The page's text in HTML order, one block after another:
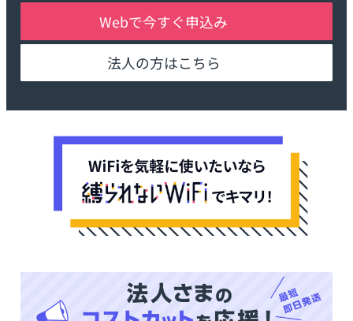
Webで今すぐ申込み
法人の方はこちら